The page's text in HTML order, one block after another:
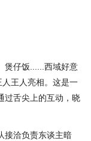
煲仔饭......西域好意
人王人亮相。这是一
过舌尖上的互动，晓
接洽负责东谈主暗